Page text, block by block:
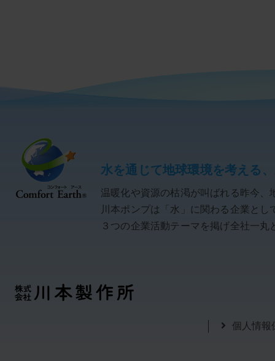
水を通じて地球環境を考える
温暖化や資源の枯渇が叫ばれる昨今
川本ポンプは「水」に関わる企業と
３つの企業活動テーマを掲げ全社一
個人情報